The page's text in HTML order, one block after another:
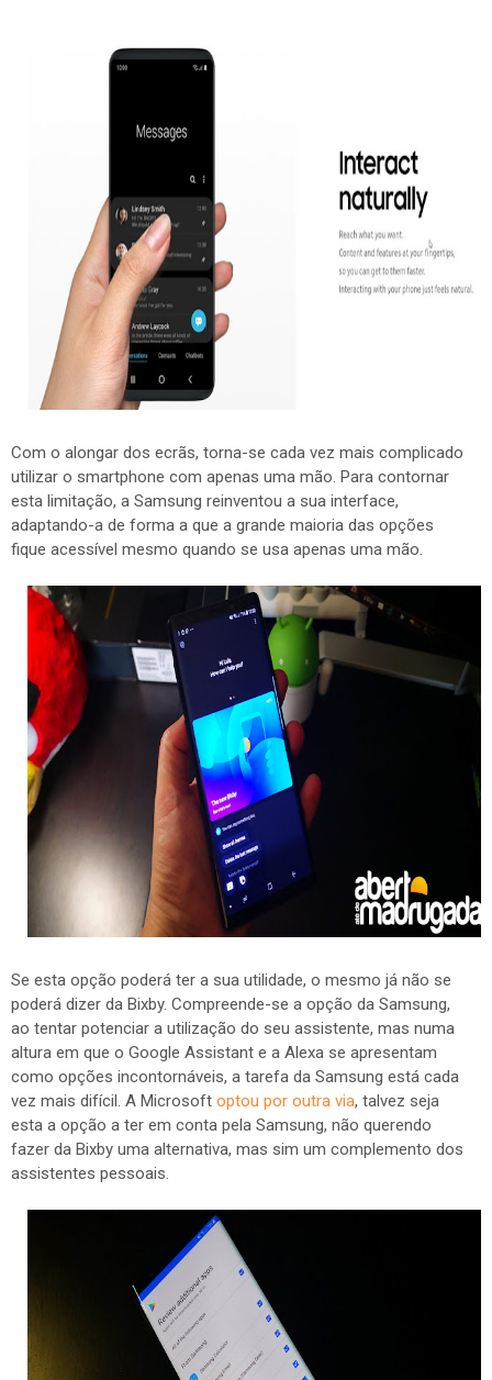
Com o alongar dos ecrãs, torna-se cada vez mais complicado
utilizar o smartphone com apenas uma mão. Para contornar
esta limitação, a Samsung reinventou a sua interface,
adaptando-a de forma a que a grande maioria das opções
fique acessível mesmo quando se usa apenas uma mão.
Se esta opção poderá ter a sua utilidade, o mesmo já não se
poderá dizer da Bixby. Compreende-se a opção da Samsung,
ao tentar potenciar a utilização do seu assistente, mas numa
altura em que o Google Assistant e a Alexa se apresentam
como opções incontornáveis, a tarefa da Samsung está cada
vez mais difícil. A Microsoft optou por outra via, talvez seja
esta a opção a ter em conta pela Samsung, não querendo
fazer da Bixby uma alternativa, mas sim um complemento dos
assistentes pessoais.